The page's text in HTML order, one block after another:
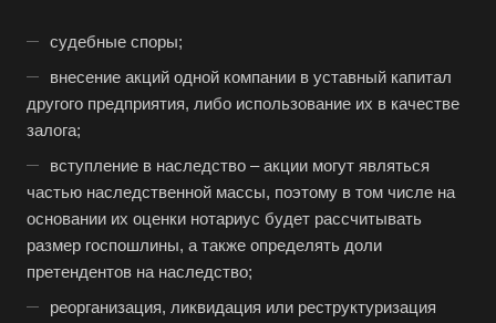
судебные споры;
внесение акций одной компании в уставный капитал
другого предприятия, либо использование их в качестве
залога;
вступление в наследство – акции могут являться
частью наследственной массы, поэтому в том числе на
основании их оценки нотариус будет рассчитывать
размер госпошлины, а также определять доли
претендентов на наследство;
реорганизация, ликвидация или реструктуризация